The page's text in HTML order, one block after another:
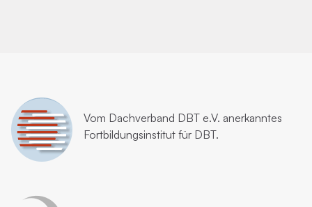
Vom Dachverband DBT e.V. anerkanntes
Fortbildungsinstitut für DBT.